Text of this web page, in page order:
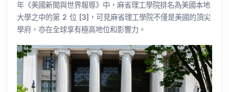
年《美國新聞與世界報導》中，麻省理工學院排名為美國本地
大學之中的第 2 位 [3]，可見麻省理工學院不僅是美國的頂尖
學府，亦在全球享有極高地位和影響力。